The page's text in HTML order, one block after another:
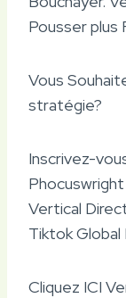
Pousser plus
Vous
stratégie?
Inscrivez-
Vertical
Tiktok Global
Cliquez ICI